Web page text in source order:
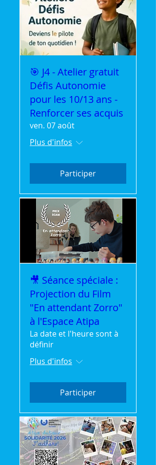
🎯 J4 - Atelier gratuit
Défis Autonomie
pour les 10/13 ans -
Renforcer ses acquis
ven. 07 août
Plus d'infos
Participer
🎥 Séance spéciale :
Projection du Film
"En attendant Zorro"
à l'Espace Atipa
La date et l'heure sont à
définir
Plus d'infos
Participer